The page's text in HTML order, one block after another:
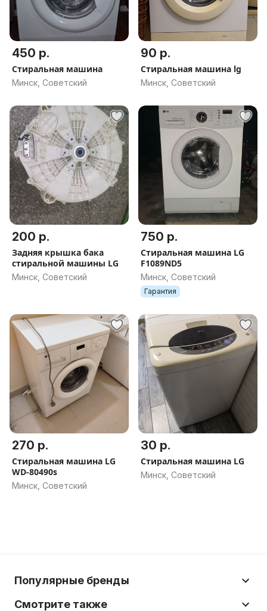
450 р.
Стиральная машина
Минск, Советский
90 р.
Стиральная машина lg
Минск, Советский
200 р.
Задняя крышка бака
стиральной машины LG
Минск, Советский
750 р.
Стиральная машина LG
F1089ND5
Минск, Советский
Гарантия
270 р.
Стиральная машина LG
WD-80490s
Минск, Советский
30 р.
Стиральная машина LG
Минск, Советский
Популярные бренды
Смотрите также